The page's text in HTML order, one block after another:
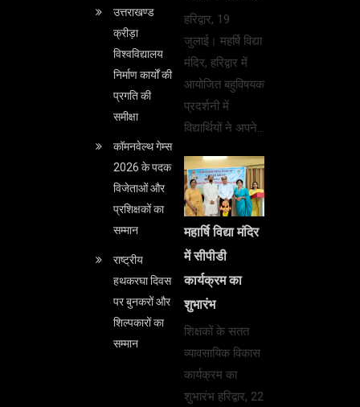
उत्तराखण्ड
क्रीड़ा
विश्वविद्यालय
निर्माण कार्यों की
प्रगति की
समीक्षा
कॉमनवेल्थ गेम्स
2026 के पदक
विजेताओं और
प्रशिक्षकों का
सम्मान
राष्ट्रीय
हथकरघा दिवस
पर बुनकरों और
शिल्पकारों का
सम्मान
हरिद्वार, 19
जुलाई। महर्षि विद्या
मंदिर, हरिद्वार में
आयोजित बहुविषयक
प्रदर्शनी में
विद्यार्थियों ने अपने…
महार्षि विद्या मंदिर
में सीपीडी
कार्यक्रम का
शुभारंभ
शिक्षकों के सतत
व्यावसायिक विकास
कार्यक्रम का
शुभारंभ हरिद्वार, 22